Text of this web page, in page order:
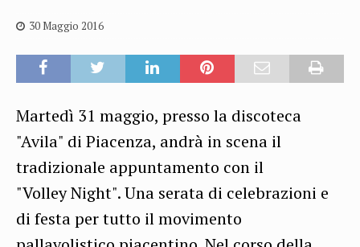
30 Maggio 2016
Martedì 31 maggio, presso la discoteca
"Avila" di Piacenza, andrà in scena il
tradizionale appuntamento con il
"Volley Night". Una serata di celebrazioni e
di festa per tutto il movimento